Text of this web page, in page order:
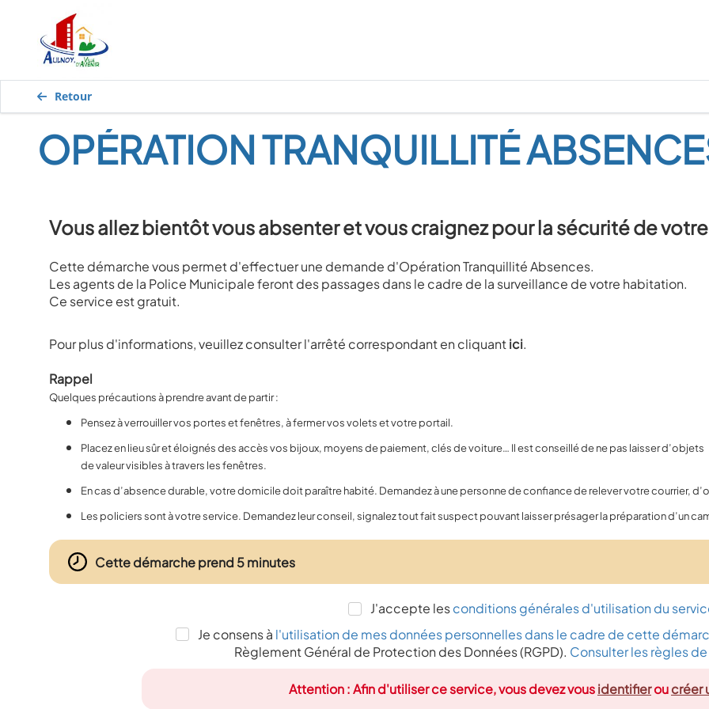
Retour
OPÉRATION TRANQUILLITÉ
Vous allez bientôt vous absenter et vous craignez pour la sécurité de
Cette démarche vous permet d'effectuerune demande d'Opération Tranquillité Absences.
Les agents de la Police Municipale feront des passages dans le cadre de la surveillance de votre habitation.
Ce service est gratuit.
Pour plus d'informations, veuillez consulter l'arrêté correspondant en cliquantici.
Rappel
Quelques précautions à prendre avant de partir :
Pensez à verrouiller vos portes et fenêtres, à fermer vos volets et votre portail.
Placez en lieu sûr et éloignés des accès vos bijoux, moyens de paiement, clés de voiture… Il est conseillé de ne pas laisser d’objets
de valeur visibles à travers les fenêtres.
En cas d’absence durable, votre domicile doit paraître habité. Demandez à une personne de confiance de relever votre courrier,
Les policiers sont à votre service. Demandez leur conseil, signalez tout fait suspect pouvant laisser présager la préparation d’un
Cette démarche prend 5 minutes
J'accepte lesconditions générales d'utilisation du
Je consens à l'utilisation de mes données personnelles dans le cadre de cette
Règlement Général de Protection des Données (RGPD). Consulter les règles
Attention : Afin d'utiliser ce service, vous devez vousidentifieroucréer